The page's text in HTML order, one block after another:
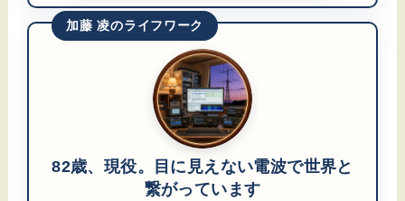
加藤 凌のライフワーク
82歳、現役。目に見えない電波で世界と
繋がっています